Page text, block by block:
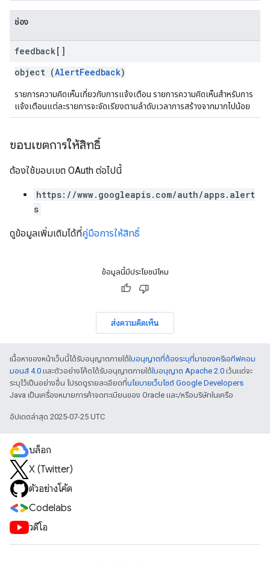
ช่อง
feedback[]
object (AlertFeedback)
รายการความคิดเห็นเกี่ยวกับการแจ้งเตือน รายการความคิดเห็นสำหรับการ
แจ้งเตือนแต่ละรายการจะจัดเรียงตามลำดับเวลาการสร้างจากมากไปน้อย
ขอบเขตการให้สิทธิ์
ต้องใช้ขอบเขต OAuth ต่อไปนี้
https://www.googleapis.com/auth/apps.alert
s
ดูข้อมูลเพิ่มเติมได้ที่คู่มือการให้สิทธิ์
ข้อมูลนี้มีประโยชน์ไหม
ส่งความคิดเห็น
เนื้อหาของหน้าเว็บนี้ได้รับอนุญาตภายใต้ใบอนุญาตที่ต้องระบุที่มาของครีเอทีฟคอม
มอนส์ 4.0 และตัวอย่างโค้ดได้รับอนุญาตภายใต้ใบอนุญาต Apache 2.0 เว้นแต่จะ
ระบุไว้เป็นอย่างอื่น โปรดดูรายละเอียดที่นโยบายเว็บไซต์ Google Developers
Java เป็นเครื่องหมายการค้าจดทะเบียนของ Oracle และ/หรือบริษัทในเครือ
อัปเดตล่าสุด 2025-07-25 UTC
บล็อก
X (Twitter)
ตัวอย่างโค้ด
Codelabs
วิดีโอ